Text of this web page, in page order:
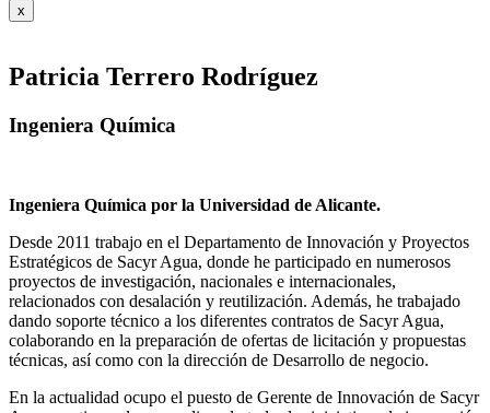
x
Patricia Terrero Rodríguez
Ingeniera Química
Ingeniera Química por la Universidad de Alicante.
Desde 2011 trabajo en el Departamento de Innovación y Proyectos
Estratégicos de Sacyr Agua, donde he participado en numerosos
proyectos de investigación, nacionales e internacionales,
relacionados con desalación y reutilización. Además, he trabajado
dando soporte técnico a los diferentes contratos de Sacyr Agua,
colaborando en la preparación de ofertas de licitación y propuestas
técnicas, así como con la dirección de Desarrollo de negocio.
En la actualidad ocupo el puesto de Gerente de Innovación de Sacyr